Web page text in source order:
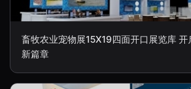
畜牧农业宠物展15X19四面开口展览库 开
新篇章